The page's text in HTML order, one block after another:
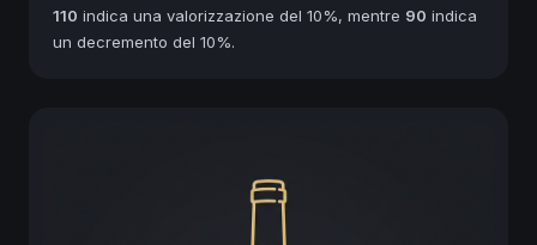
110 indica una valorizzazione del 10%, mentre 90 indica
un decremento del 10%.